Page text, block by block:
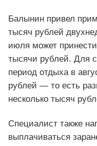
Балынин привел
тысяч рублей
июля может
тысячи рублей. Для
период отдыха в
рублей — то есть
несколько тысяч
Специалист также
выплачиваться